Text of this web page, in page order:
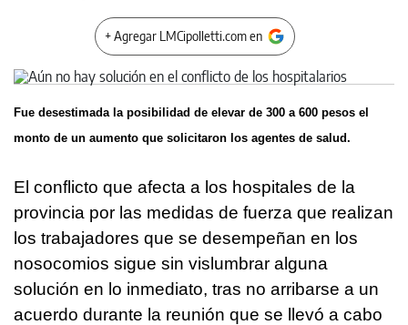
+ Agregar LMCipolletti.com en
Fue desestimada la posibilidad de elevar de 300 a 600 pesos el
monto de un aumento que solicitaron los agentes de salud.
El conflicto que afecta a los hospitales de la
provincia por las medidas de fuerza que realizan
los trabajadores que se desempeñan en los
nosocomios sigue sin vislumbrar alguna
solución en lo inmediato, tras no arribarse a un
acuerdo durante la reunión que se llevó a cabo